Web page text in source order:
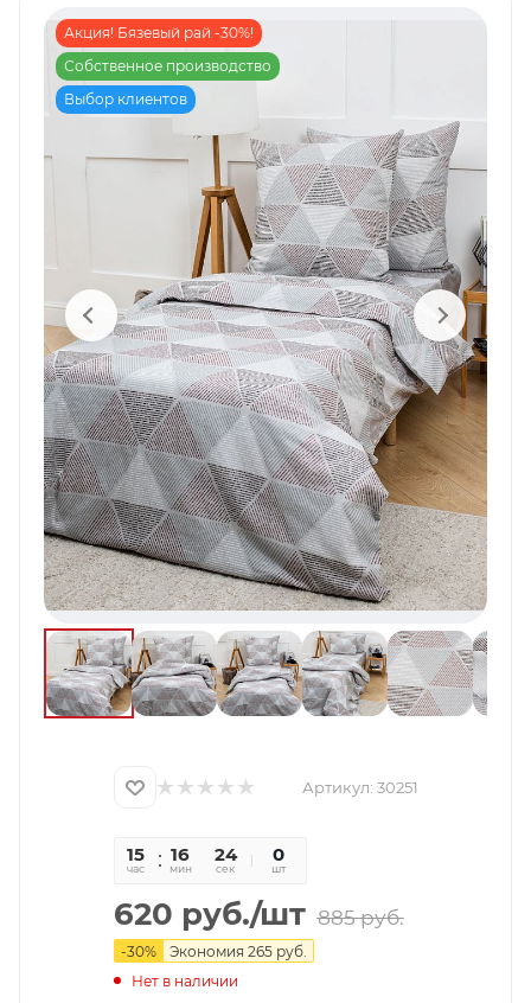
Акция! Бязевый рай -30%!
Собственное производство
Выбор клиентов
Артикул: 30251
15
час
16
мин
23
сек
0
шт
620 руб./шт 885руб.
-30% Экономия 265руб.
Нет в наличии